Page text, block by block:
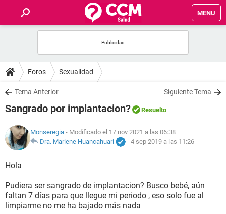
MENU
FOROS
SALUD
FAMILIA
NUTRICIÓN
BIENESTAR
SEXUALIDAD
Foros Sexualidad
Tema Anterior Siguiente Tema
Sangrado por implantacion? Resuelto
Monseregia - Modificado el 17 nov 2021 a las 06:38
Dra. Marlene Huancahuari
- 4 sep 2019 a las 11:26
Hola
Pudiera ser sangrado de implantacion? Busco bebé, aún
faltan 7 días para que llegue mi periodo , eso solo fue al
limpiarme no me ha bajado más nada